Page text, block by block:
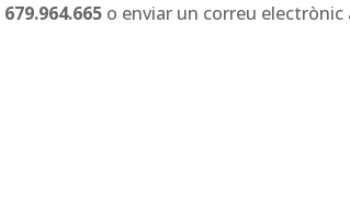
679.964.665o enviar un correu electrònic